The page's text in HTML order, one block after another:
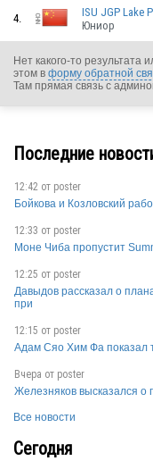
CHN
4.
ISU JGP Lake
Юниор
Нет какого-то
этом в форму обратной
Там прямая связь с
Последние
12:42 от poster
Бойкова и Козловский
12:33 от poster
Моне Чиба пропустит
12:25 от poster
Давыдов рассказал о
при
12:15 от poster
Адам Сяо Хим Фа показал
Вчера от poster
Железняков высказался о
Все новости
Сегодня